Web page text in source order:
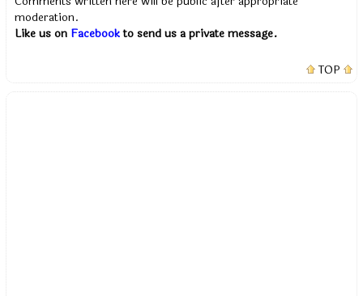
moderation.
Like us on Facebookto send us a private message.
TOP